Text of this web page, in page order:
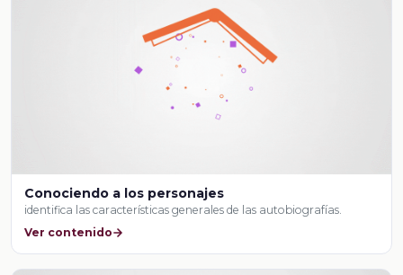
Conociendo a los personajes
identifica las características generales de las autobiografías.
Ver contenido